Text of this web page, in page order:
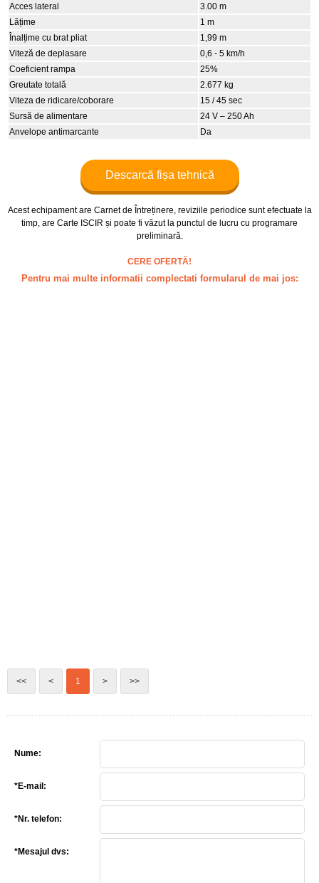
Acces lateral
3.00 m
Lățime
1 m
Înalțime cu brat pliat
1,99 m
Viteză de deplasare
0,6 - 5 km/h
Coeficient rampa
25%
Greutate totală
2.677 kg
Viteza de ridicare/coborare
15 / 45 sec
Sursă de alimentare
24 V – 250 Ah
Anvelope antimarcante
Da
Descarcă fișa tehnică
Acest echipament are Carnet de Întreținere, reviziile periodice sunt efectuate la
timp, are Carte ISCIR și poate fi văzut la punctul de lucru cu programare
preliminară.
CERE OFERTĂ!
Pentru mai multe informatii complectati formularul de mai jos:
<< < 1 > >>
Nume:
*E-mail:
*Nr. telefon:
*Mesajul dvs: